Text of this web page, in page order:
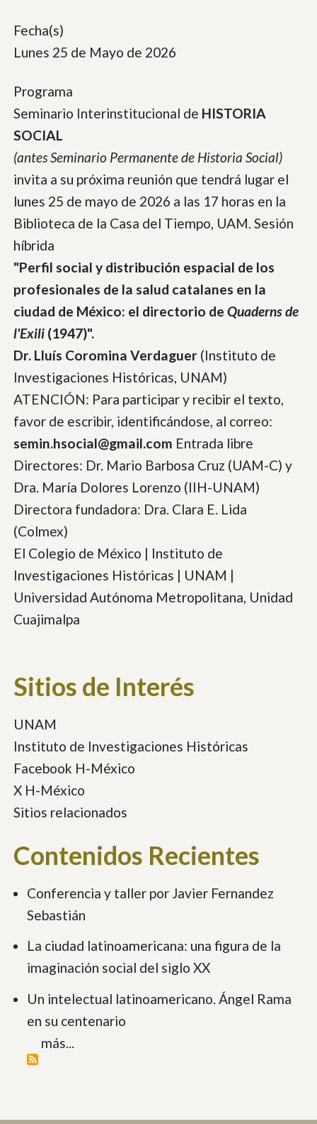
Fecha(s)
Lunes 25 de Mayo de 2026
Programa
Seminario Interinstitucional de HISTORIA
SOCIAL
(antes Seminario Permanente de Historia Social)
invita a su próxima reunión que tendrá lugar el
lunes 25 de mayo de 2026 a las 17 horas en la
Biblioteca de la Casa del Tiempo, UAM. Sesión
híbrida
"Perfil social y distribución espacial de los
profesionales de la salud catalanes en la
ciudad de México: el directorio deQuaderns de
l'Exili (1947)".
Dr. Lluís Coromina Verdaguer (Instituto de
Investigaciones Históricas, UNAM)
ATENCIÓN: Para participar y recibir el texto,
favor de escribir, identificándose, al correo:
semin.hsocial@gmail.com Entrada libre
Directores: Dr. Mario Barbosa Cruz (UAM-C) y
Dra. María Dolores Lorenzo (IIH-UNAM)
Directora fundadora: Dra. Clara E. Lida
(Colmex)
El Colegio de México | Instituto de
Investigaciones Históricas | UNAM |
Universidad Autónoma Metropolitana, Unidad
Cuajimalpa
Sitios de Interés
UNAM
Instituto de Investigaciones Históricas
Facebook H-México
X H-México
Sitios relacionados
Contenidos Recientes
Conferencia y taller por Javier Fernandez
Sebastián
La ciudad latinoamericana: una figura de la
imaginación social del siglo XX
Un intelectual latinoamericano. Ángel Rama
en su centenario
más...